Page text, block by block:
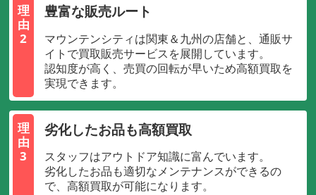
理
由
2
豊富な販売ルート
マウンテンシティは関東＆九州の店舗と、通販サ
イトで買取販売サービスを展開しています。
認知度が高く、売買の回転が早いため高額買取を
実現できます。
理
由
3
劣化したお品も高額買取
スタッフはアウトドア知識に富んでいます。
劣化したお品も適切なメンテナンスができるの
で、高額買取が可能になります。